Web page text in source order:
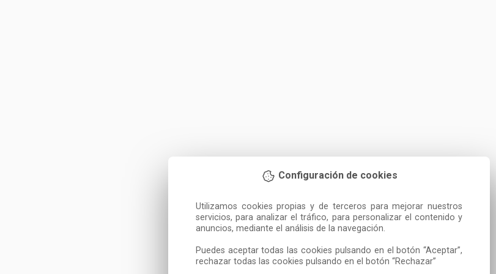
Configuración de cookies
Utilizamos cookies propias y de terceros para mejorar nuestros
servicios, para analizar el tráfico, para personalizar el contenido y
anuncios, mediante el análisis de la navegación.
Puedes aceptar todas las cookies pulsando en el botón “Aceptar”,
rechazar todas las cookies pulsando en el botón “Rechazar”